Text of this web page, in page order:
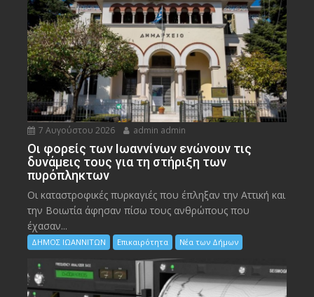
7 Αυγούστου 2026 admin admin
Οι φορείς των Ιωαννίνων ενώνουν τις
δυνάμεις τους για τη στήριξη των
πυρόπληκτων
Οι καταστροφικές πυρκαγιές που έπληξαν την Αττική και
την Bοιωτία άφησαν πίσω τους ανθρώπους που
έχασαν...
ΔΗΜΟΣ ΙΩΑΝΝΙΤΩΝ Επικαιρότητα Νέα των Δήμων